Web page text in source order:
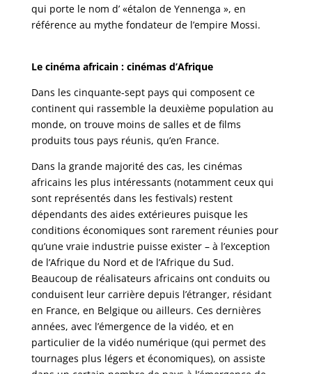
qui porte le nom d’ «étalon de Yennenga », en
référence au mythe fondateur de l’empire Mossi.
Le cinéma africain : cinémas d’Afrique
Dans les cinquante-sept pays qui composent ce
continent qui rassemble la deuxième population au
monde, on trouve moins de salles et de films
produits tous pays réunis, qu’en France.
Dans la grande majorité des cas, les cinémas
africains les plus intéressants (notamment ceux qui
sont représentés dans les festivals) restent
dépendants des aides extérieures puisque les
conditions économiques sont rarement réunies pour
qu’une vraie industrie puisse exister – à l’exception
de l’Afrique du Nord et de l’Afrique du Sud.
Beaucoup de réalisateurs africains ont conduits ou
conduisent leur carrière depuis l’étranger, résidant
en France, en Belgique ou ailleurs. Ces dernières
années, avec l’émergence de la vidéo, et en
particulier de la vidéo numérique (qui permet des
tournages plus légers et économiques), on assiste